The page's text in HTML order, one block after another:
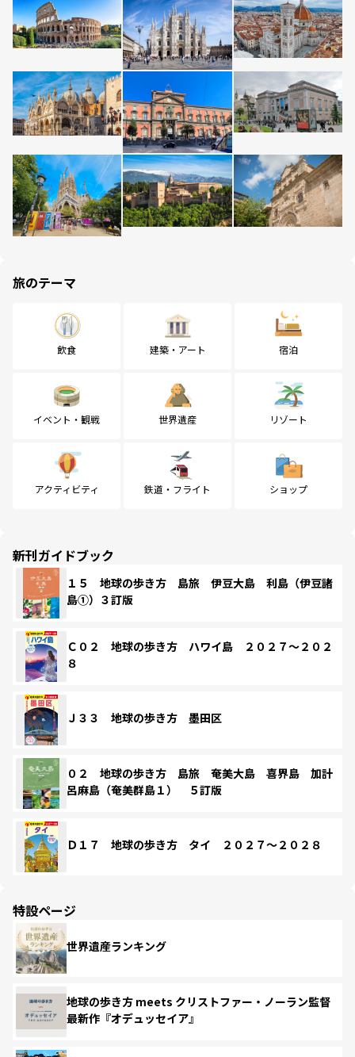
旅のテーマ
飲食 建築・アート 宿泊
イベント・観戦 世界遺産 リゾート
アクティビティ 鉄道・フライト ショップ
新刊ガイドブック
１５ 地球の歩き方 島旅 伊豆大島 利島（伊豆諸
島①）３訂版
Ｃ０２ 地球の歩き方 ハワイ島 ２０２７～２０２
８
Ｊ３３ 地球の歩き方 墨田区
０２ 地球の歩き方 島旅 奄美大島 喜界島 加計
呂麻島（奄美群島１） ５訂版
Ｄ１７ 地球の歩き方 タイ ２０２７～２０２８
特設ページ
世界遺産ランキング
地球の歩き方 meets クリストファー・ノーラン監督
最新作『オデュッセイア』